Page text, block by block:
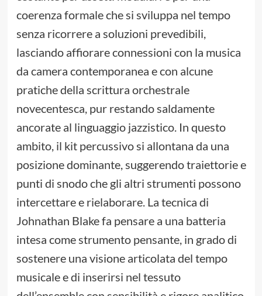
coerenza formale che si sviluppa nel tempo
senza ricorrere a soluzioni prevedibili,
lasciando affiorare connessioni con la musica
da camera contemporanea e con alcune
pratiche della scrittura orchestrale
novecentesca, pur restando saldamente
ancorate al linguaggio jazzistico. In questo
ambito, il kit percussivo si allontana da una
posizione dominante, suggerendo traiettorie e
punti di snodo che gli altri strumenti possono
intercettare e rielaborare. La tecnica di
Johnathan Blake fa pensare a una batteria
intesa come strumento pensante, in grado di
sostenere una visione articolata del tempo
musicale e di inserirsi nel tessuto